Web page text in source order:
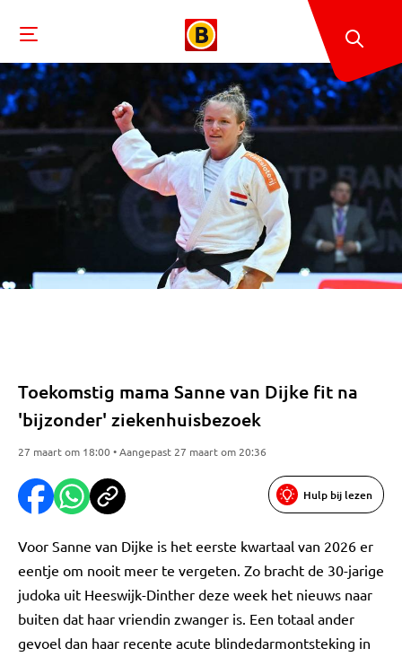
Toekomstig mama Sanne van Dijke fit na
'bijzonder' ziekenhuisbezoek
27 maart om 18:00 • Aangepast 27 maart om 20:36
Hulp bij lezen
Voor Sanne van Dijke is het eerste kwartaal van 2026 er
eentje om nooit meer te vergeten. Zo bracht de 30-jarige
judoka uit Heeswijk-Dinther deze week het nieuws naar
buiten dat haar vriendin zwanger is. Een totaal ander
gevoel dan haar recente acute blindedarmontsteking in